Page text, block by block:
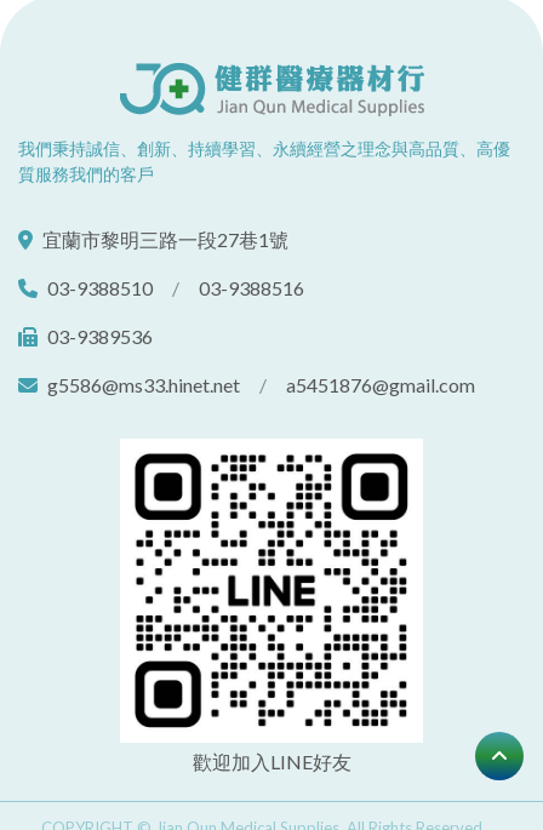
我們秉持誠信、創新、持續學習、永續經營之理念與高品質、高優
質服務我們的客戶
宜蘭市黎明三路一段27巷1號
03-9388510 / 03-9388516
03-9389536
g5586@ms33.hinet.net / a5451876@gmail.com
歡迎加入LINE好友